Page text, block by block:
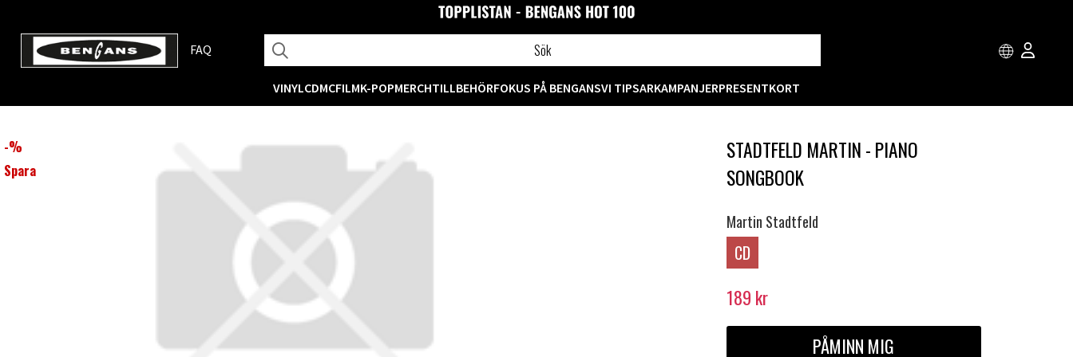
FAQ
VINYLCDMCFILMK-POPMERCHTILLBEHÖRFOKUS PÅ BENGANSVI TIPSARKAMPANJERPRESENTKORT
-%
Spara
STADTFELD MARTIN - PIANO
SONGBOOK
Martin Stadtfeld
CD
189 kr
PÅMINN MIG